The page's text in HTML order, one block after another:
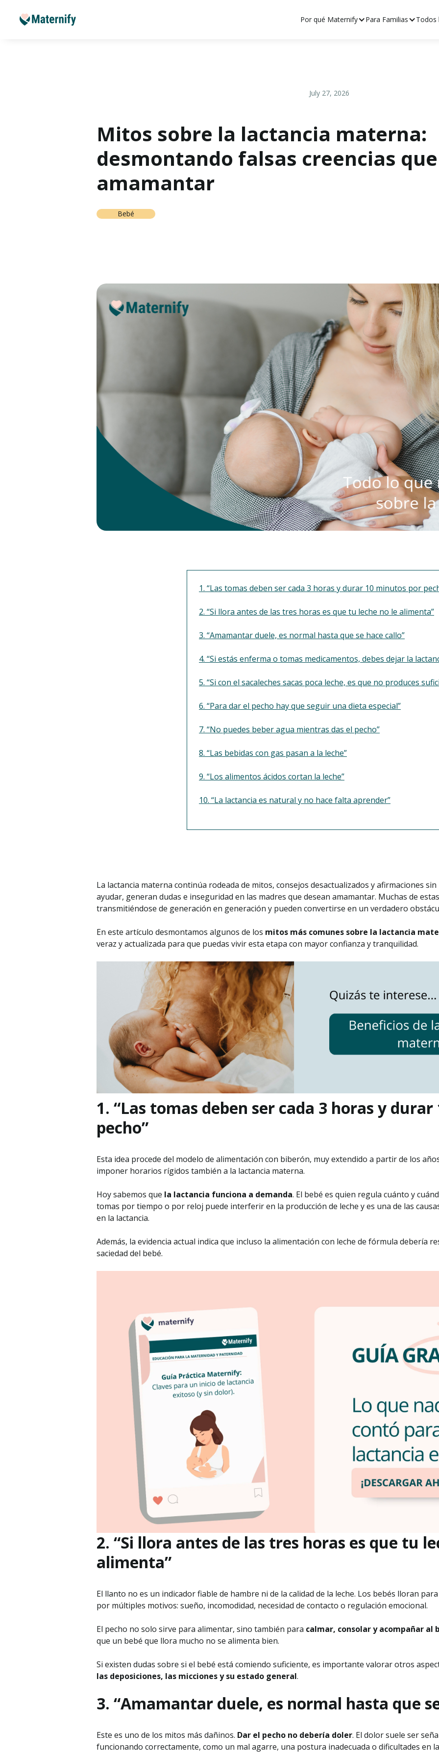
Por qué Maternify Para Familias Todos
July 27, 2026
Mitos sobre la lactancia materna:
desmontando falsas creencias
amamantar
Bebé
1. “Las tomas deben ser cada 3 horas y durar 10 minutos por
2. “Si llora antes de las tres horas es que tu leche no le alimenta”
3. “Amamantar duele, es normal hasta que se hace callo”
4. “Si estás enferma o tomas medicamentos, debes dejar la
5. “Si con el sacaleches sacas poca leche, es que no produces
6. “Para dar el pecho hay que seguir una dieta especial”
7. “No puedes beber agua mientras das el pecho”
8. “Las bebidas con gas pasan a la leche”
9. “Los alimentos ácidos cortan la leche”
10. “La lactancia es natural y no hace falta aprender”
La lactancia materna continúa rodeada de mitos, consejos desactualizados y afirmaciones
ayudar, generan dudas e inseguridad en las madres que desean amamantar. Muchas de
transmitiéndose de generación en generación y pueden convertirse en un verdadero
En este artículo desmontamos algunos de los mitos más comunes sobre la lactancia
veraz y actualizada para que puedas vivir esta etapa con mayor confianza y tranquilidad.
1. “Las tomas deben ser cada 3 horas y
pecho”
Esta idea procede del modelo de alimentación con biberón, muy extendido a partir de los
imponer horarios rígidos también a la lactancia materna.
Hoy sabemos que la lactancia funciona a demanda. El bebé es quien regula cuánto y
tomas por tiempo o por reloj puede interferir en la producción de leche y es una de las
en la lactancia.
Además, la evidencia actual indica que incluso la alimentación con leche de fórmula debería
saciedad del bebé.
2. “Si llora antes de las tres horas es que tu
alimenta”
El llanto no es un indicador fiable de hambre ni de la calidad de la leche. Los bebés lloran
por múltiples motivos: sueño, incomodidad, necesidad de contacto o regulación emocional.
El pecho no solo sirve para alimentar, sino también para calmar, consolar y acompañar al
que un bebé que llora mucho no se alimenta bien.
Si existen dudas sobre si el bebé está comiendo suficiente, es importante valorar otros
las deposiciones, las micciones y su estado general.
3. “Amamantar duele, es normal hasta que
Este es uno de los mitos más dañinos. Dar el pecho no debería doler. El dolor suele ser
funcionando correctamente, como un mal agarre, una postura inadecuada o dificultades en